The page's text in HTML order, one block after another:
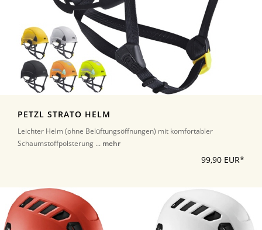
PETZL STRATO HELM
Leichter Helm (ohne Belüftungsöffnungen) mit komfortabler
Schaumstoffpolsterung ... mehr
99,90 EUR*